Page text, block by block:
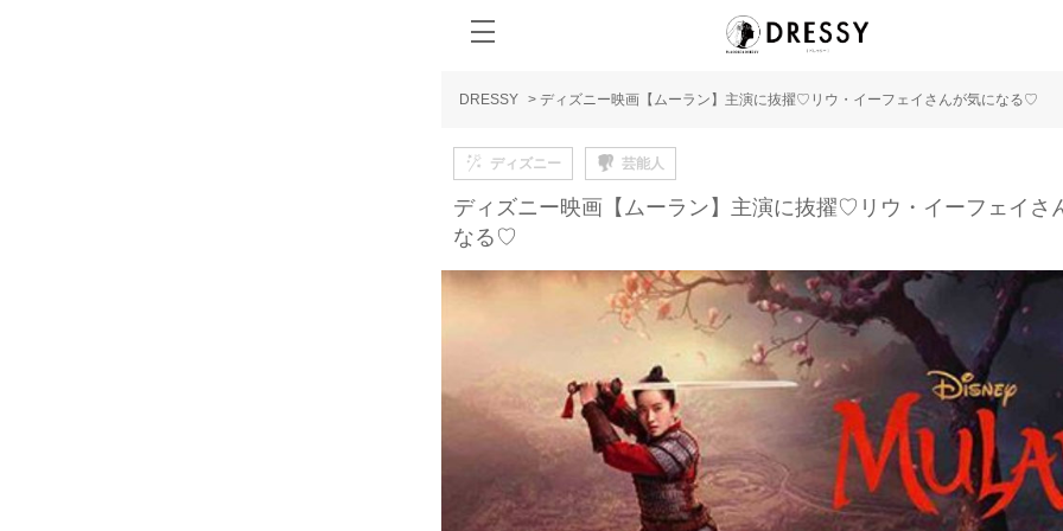
DRESSY > ディズニー映画【ムーラン】主演に抜擢♡リウ・イーフェイさんが気になる♡
ディズニー 芸能人
ディズニー映画【ムーラン】主演に抜擢♡リウ・イーフェイさ
なる♡